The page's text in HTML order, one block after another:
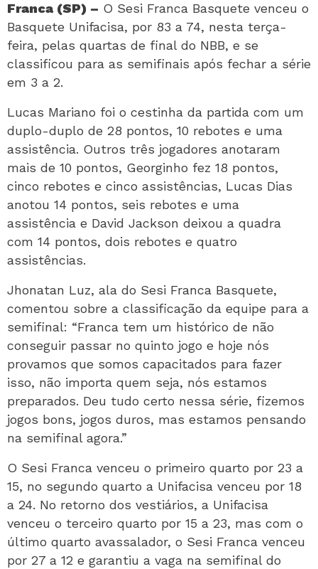
Franca (SP) – O Sesi Franca Basquete venceu o
Basquete Unifacisa, por 83 a 74, nesta terça-
feira, pelas quartas de final do NBB, e se
classificou para as semifinais após fechar a série
em 3 a 2.
Lucas Mariano foi o cestinha da partida com um
duplo-duplo de 28 pontos, 10 rebotes e uma
assistência. Outros três jogadores anotaram
mais de 10 pontos, Georginho fez 18 pontos,
cinco rebotes e cinco assistências, Lucas Dias
anotou 14 pontos, seis rebotes e uma
assistência e David Jackson deixou a quadra
com 14 pontos, dois rebotes e quatro
assistências.
Jhonatan Luz, ala do Sesi Franca Basquete,
comentou sobre a classificação da equipe para a
semifinal: “Franca tem um histórico de não
conseguir passar no quinto jogo e hoje nós
provamos que somos capacitados para fazer
isso, não importa quem seja, nós estamos
preparados. Deu tudo certo nessa série, fizemos
jogos bons, jogos duros, mas estamos pensando
na semifinal agora.”
O Sesi Franca venceu o primeiro quarto por 23 a
15, no segundo quarto a Unifacisa venceu por 18
a 24. No retorno dos vestiários, a Unifacisa
venceu o terceiro quarto por 15 a 23, mas com o
último quarto avassalador, o Sesi Franca venceu
por 27 a 12 e garantiu a vaga na semifinal do